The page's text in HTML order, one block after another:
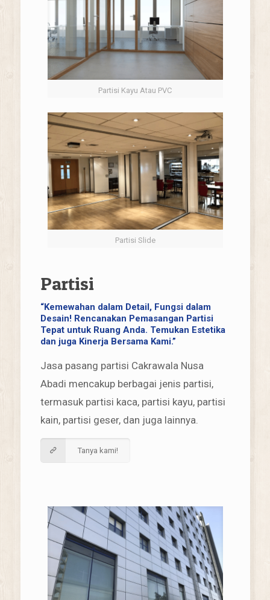
Partisi Kayu Atau PVC
Partisi Slide
Partisi
“Kemewahan dalam Detail, Fungsi dalam
Desain! Rencanakan Pemasangan Partisi
Tepat untuk Ruang Anda. Temukan Estetika
dan juga Kinerja Bersama Kami.”
Jasa pasang partisi Cakrawala Nusa
Abadi mencakup berbagai jenis partisi,
termasuk partisi kaca, partisi kayu, partisi
kain, partisi geser, dan juga lainnya.
Tanya kami!